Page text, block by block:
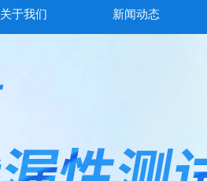
关于我们 新闻动态